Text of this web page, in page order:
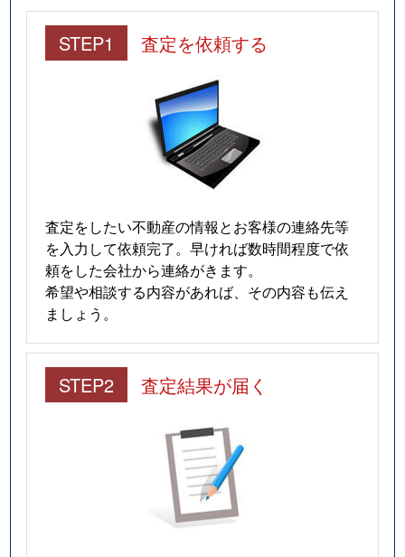
STEP1 査定を依頼する
査定をしたい不動産の情報とお客様の連絡先等
を入力して依頼完了。早ければ数時間程度で依
頼をした会社から連絡がきます。
希望や相談する内容があれば、その内容も伝え
ましょう。
STEP2 査定結果が届く